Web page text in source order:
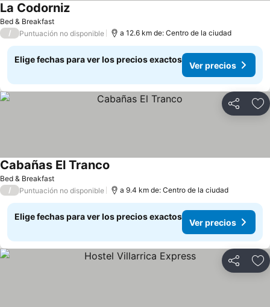
Bed & Breakfast
La CodornizVer precios
/ Puntuación no disponible a 12.6 km de: Centro de la ciudad
Elige fechas para ver los precios exactos
Ver precios
Compartir
Bed & Breakfast
Cabañas El Tranco
/ Puntuación no disponible a 9.4 km de: Centro de la ciudad
Elige fechas para ver los precios exactos
Ver precios
Compartir